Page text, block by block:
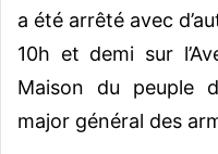
a été arrêté avec
10h et demi sur
Maison du peuple
major général des